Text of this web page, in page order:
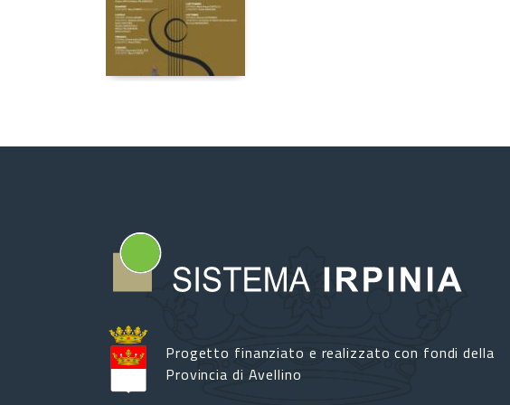
Progetto finanziato e realizzato con fondi della
Provincia di Avellino